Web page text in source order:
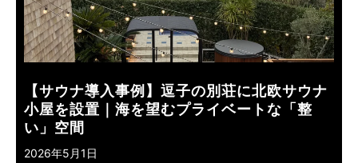
【サウナ導入事例】逗子の別荘に北欧サウナ
小屋を設置｜海を望むプライベートな「整
い」空間
2026年5月1日